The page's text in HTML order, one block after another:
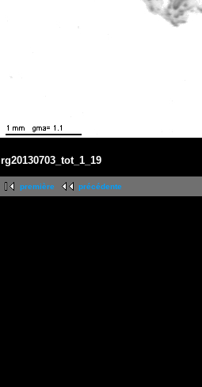
rg20130703_tot_1_19
première précédente